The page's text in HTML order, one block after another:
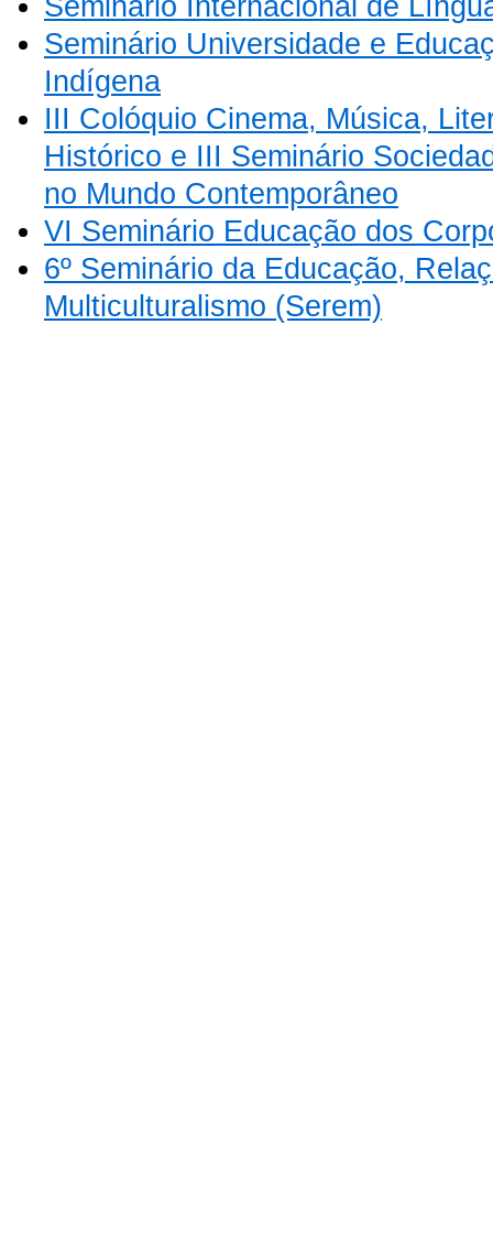
Seminário Universidade e
Indígena
III Colóquio Cinema, Música,
Histórico e III Seminário
no Mundo Contemporâneo
VI Seminário Educação dos
6º Seminário da Educação,
Multiculturalismo (Serem)